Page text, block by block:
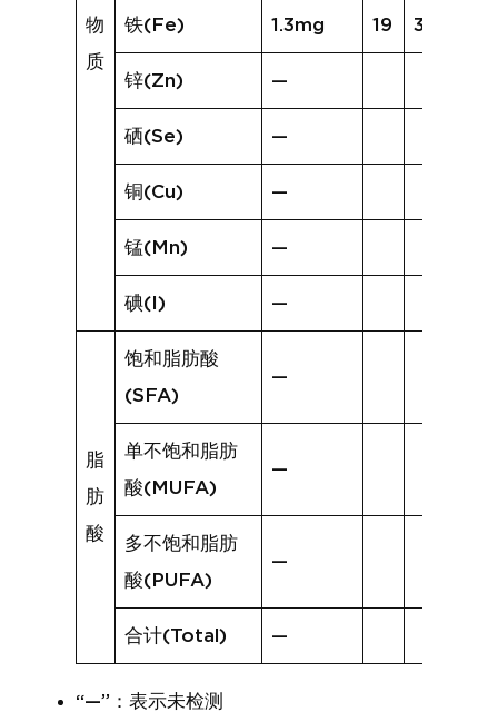
物
质
铁(Fe) 1.3mg 19 3.4mg
锌(Zn) —
硒(Se) —
铜(Cu) —
锰(Mn) —
碘(I) —
脂
肪
酸
饱和脂肪酸
(SFA)
—
单不饱和脂肪
酸(MUFA)
—
多不饱和脂肪
酸(PUFA)
—
合计(Total) —
“—”：表示未检测